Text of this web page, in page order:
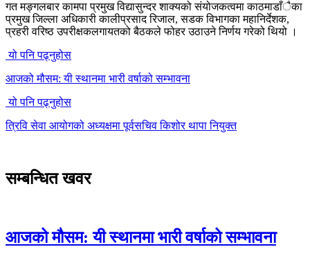
गत मङ्गलबार कामपा प्रमुख विद्यासुन्दर शाक्यको संयोजकत्वमा काठमाडाँैका
प्रमुख जिल्ला अधिकारी कालीप्रसाद रिजाल, सडक विभागका महानिर्देशक,
प्रहरी वरिष्ठ उपरीक्षकलगायतको बैठकले फोहर उठाउने निर्णय गरेको थियो ।
यो पनि पढ्नुहोस
आजको मौसम: यी स्थानमा भारी वर्षाको सम्भावना
यो पनि पढ्नुहोस
त्रिवि सेवा आयोगको अध्यक्षमा पूर्वसचिव किशोर थापा नियुक्त
सम्बन्धित खवर
आजको मौसम: यी स्थानमा भारी वर्षाको सम्भावना